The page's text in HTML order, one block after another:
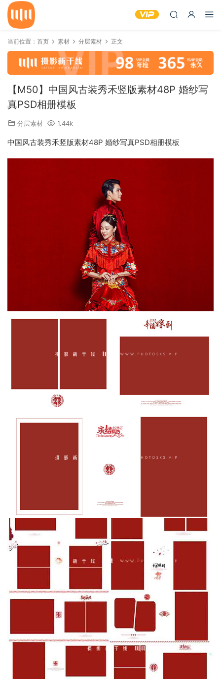
当前位置： 首页 素材 分层素材 正文
【M50】中国风古装秀禾竖版素材48P 婚纱写
真PSD相册模板
分层素材 1.44k
中国风古装秀禾竖版素材48P 婚纱写真PSD相册模板